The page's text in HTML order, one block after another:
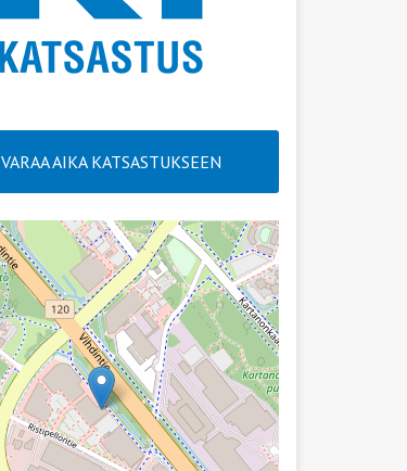
VARAA AIKA KATSASTUKSEEN